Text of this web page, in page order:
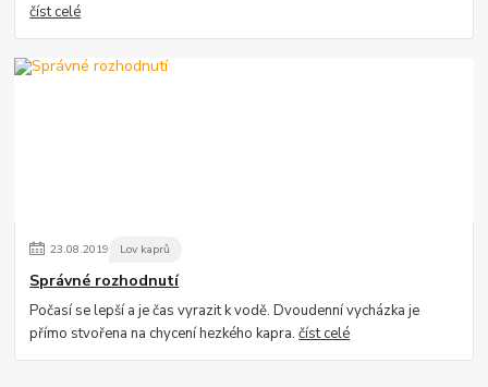
číst celé
23.08.2019 Lov kaprů
Správné rozhodnutí
Počasí se lepší a je čas vyrazit k vodě. Dvoudenní vycházka je
přímo stvořena na chycení hezkého kapra.číst celé